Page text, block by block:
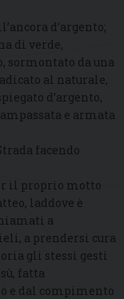
d’argento;
di verde,
sormontato da una
al naturale,
d’argento,
e armata
facendo
il proprio motto
laddove è
a
a prendersi cura
gli stessi gesti
fatta
e dal compimento